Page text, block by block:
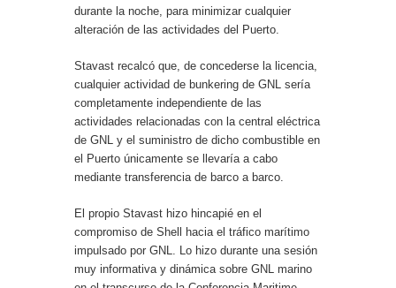
durante la noche, para minimizar cualquier
alteración de las actividades del Puerto.
Stavast recalcó que, de concederse la licencia,
cualquier actividad de bunkering de GNL sería
completamente independiente de las
actividades relacionadas con la central eléctrica
de GNL y el suministro de dicho combustible en
el Puerto únicamente se llevaría a cabo
mediante transferencia de barco a barco.
El propio Stavast hizo hincapié en el
compromiso de Shell hacia el tráfico marítimo
impulsado por GNL. Lo hizo durante una sesión
muy informativa y dinámica sobre GNL marino